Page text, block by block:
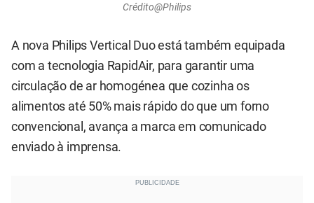
Crédito@Philips
A nova Philips Vertical Duo está também equipada
com a tecnologia RapidAir, para garantir uma
circulação de ar homogénea que cozinha os
alimentos até 50% mais rápido do que um forno
convencional, avança a marca em comunicado
enviado à imprensa.